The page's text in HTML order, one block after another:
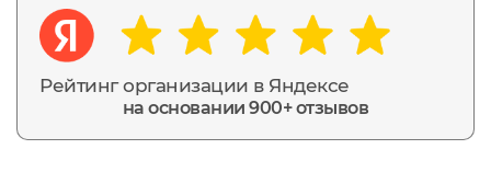
Рейтинг организации в Яндексе
на основании 900+ отзывов